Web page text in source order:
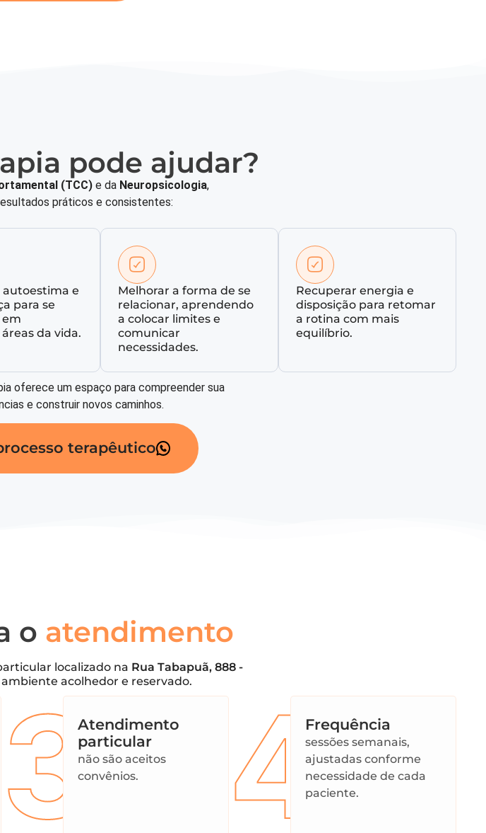
pode ajudar?
(TCC)e da Neuropsicologia,
práticos e consistentes:
autoestima e
para se
em
da vida.
Melhorar a forma de se
relacionar, aprendendo
a colocar limites e
comunicar
necessidades.
Recuperar energia e
disposição para retomar
a rotina com mais
equilíbrio.
oferece um espaço para compreender sua
e construir novos caminhos.
terapêutico
o atendimento
localizado na Rua Tabapuã, 888 -
acolhedor e reservado.
3Atendimento
particular
não são aceitos
convênios.
4Frequência
sessões semanais,
ajustadas conforme
necessidade de cada
paciente.